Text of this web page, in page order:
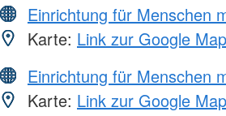
Einrichtung für Menschen
Karte: Link zur Google
Einrichtung für Menschen
Karte: Link zur Google